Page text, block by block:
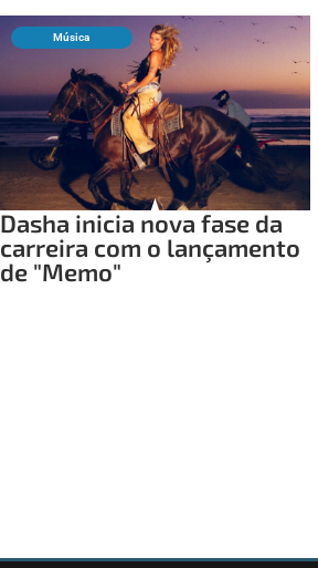
Música
Dasha inicia nova fase da
carreira com o lançamento
de "Memo"